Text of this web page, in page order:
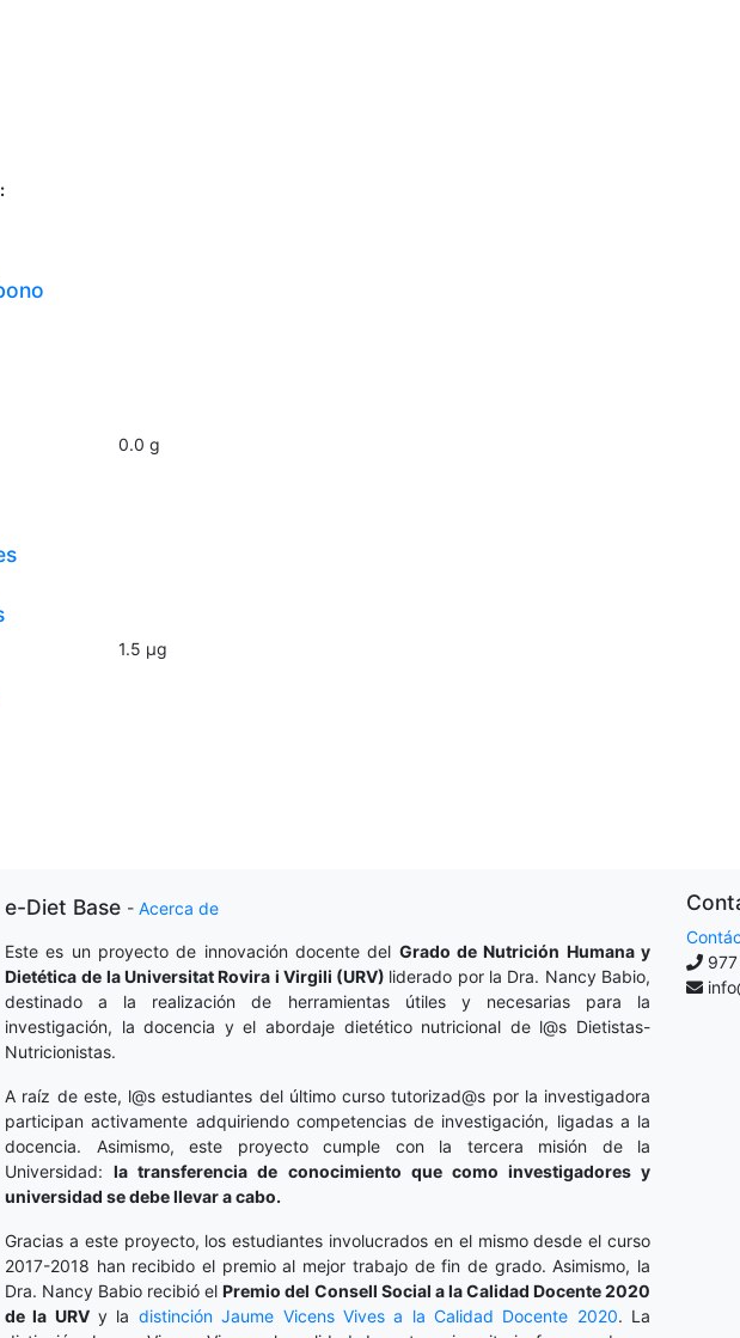
0.0 g
1.5 µg
e-Diet Base - Acerca de
Este es un proyecto de innovación docente del Grado de Nutrición Humana y
Dietética de la Universitat Rovira i Virgili (URV) liderado por la Dra. Nancy Babio,
destinado a la realización de herramientas útiles y necesarias para la
investigación, la docencia y el abordaje dietético nutricional de l@s Dietistas-
Nutricionistas.
A raíz de este, l@s estudiantes del último curso tutorizad@s por la investigadora
participan activamente adquiriendo competencias de investigación, ligadas a la
docencia. Asimismo, este proyecto cumple con la tercera misión de la
Universidad:la transferencia de conocimiento que como investigadores y
universidad se debe llevar a cabo.
Gracias a este proyecto, los estudiantes involucrados en el mismo desde el curso
2017-2018 han recibido el premio al mejor trabajo de fin de grado. Asimismo, la
Dra. Nancy Babio recibió elPremio del Consell Social a la Calidad Docente 2020
de la URVy la distinción Jaume Vicens Vives a la Calidad Docente 2020. La